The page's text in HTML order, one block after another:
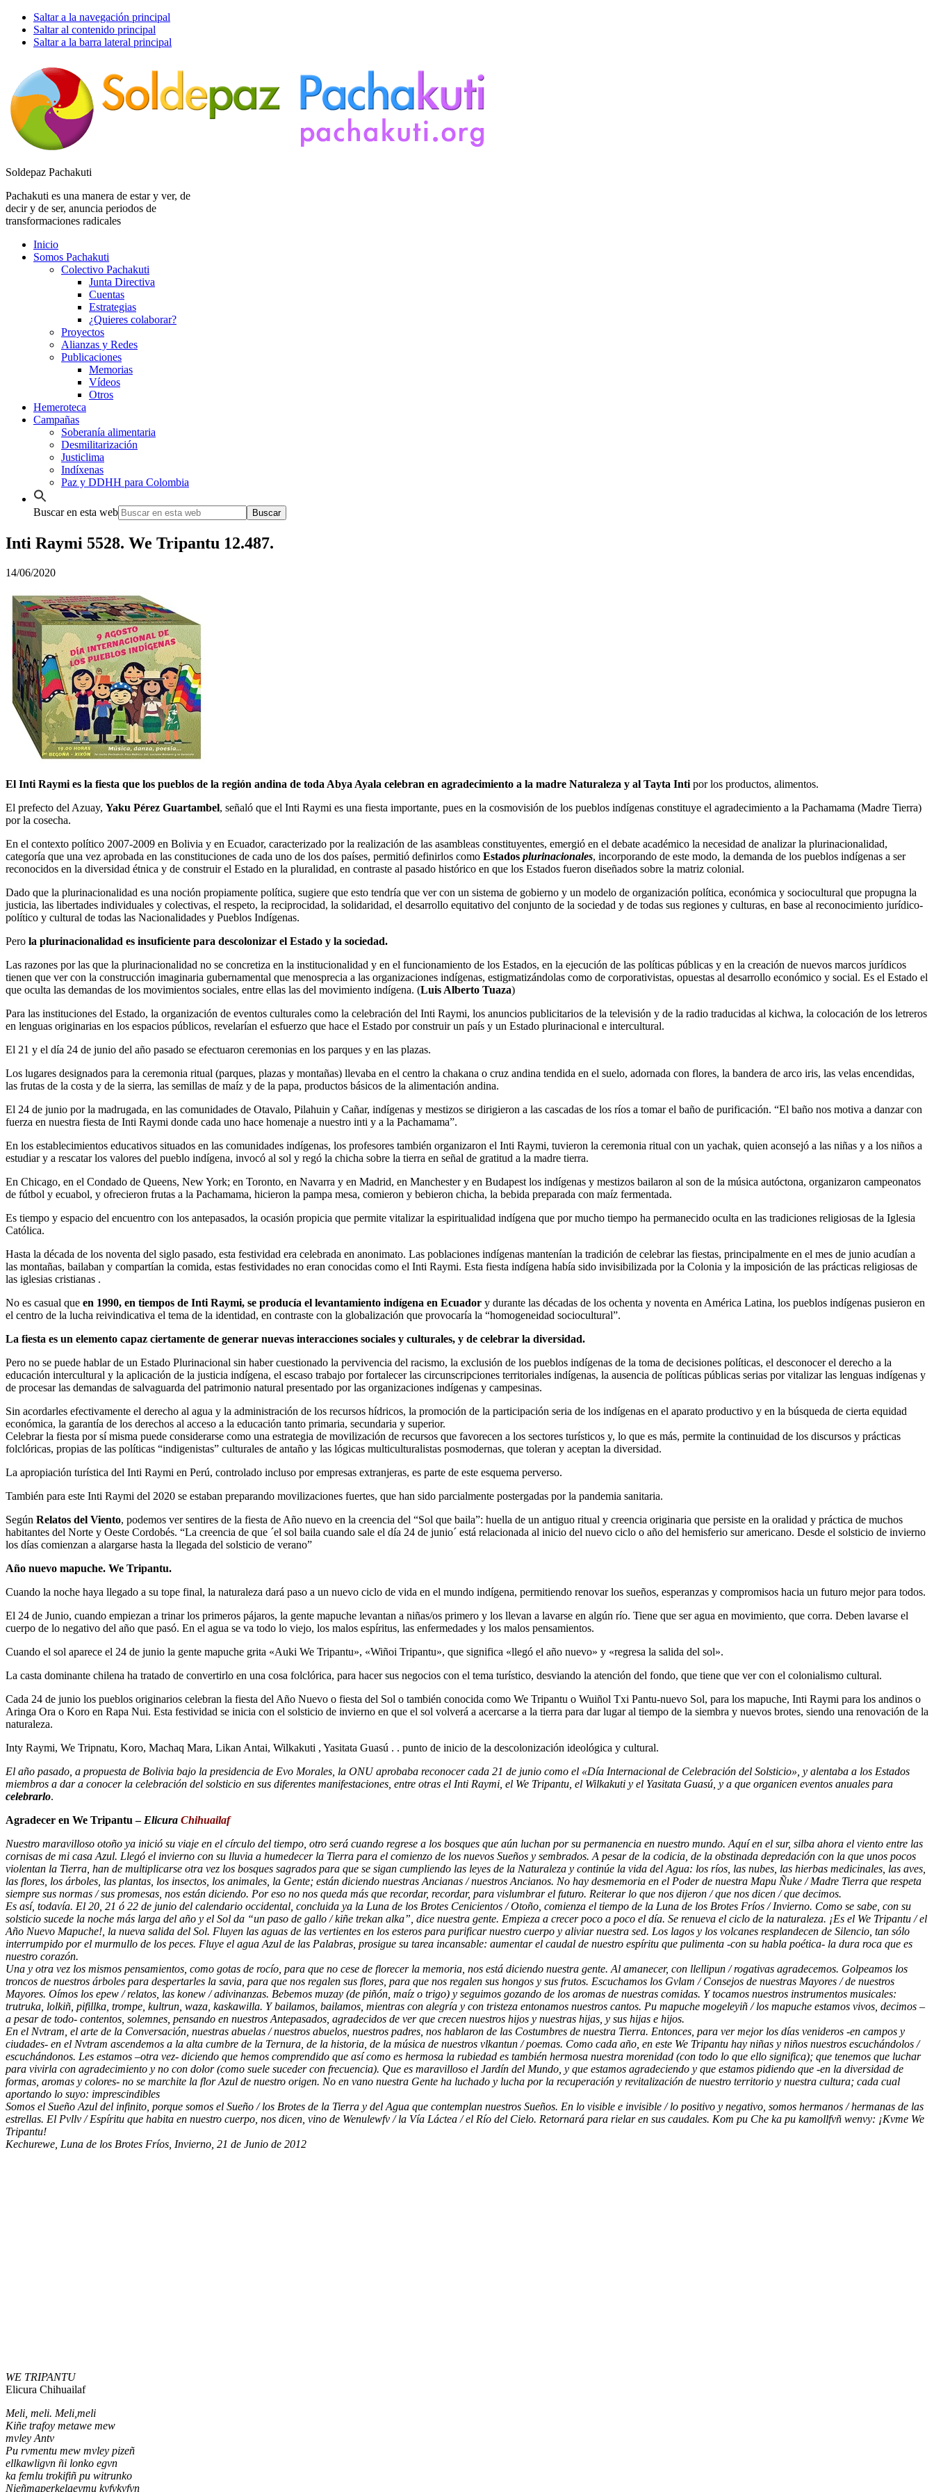
Saltar a la navegación principal
Saltar al contenido principal
Saltar a la barra lateral principal
Soldepaz Pachakuti
Pachakuti es una manera de estar y ver, de
decir y de ser, anuncia periodos de
transformaciones radicales
Inicio
Somos Pachakuti
Colectivo Pachakuti
Junta Directiva
Cuentas
Estrategias
¿Quieres colaborar?
Proyectos
Alianzas y Redes
Publicaciones
Memorias
Vídeos
Otros
Hemeroteca
Campañas
Soberanía alimentaria
Desmilitarización
Justiclima
Indíxenas
Paz y DDHH para Colombia
Buscar en esta web
Inti Raymi 5528. We Tripantu 12.487.
14/06/2020
El Inti Raymi es la fiesta que los pueblos de la región andina de toda Abya Ayala celebran en agradecimiento a la madre Naturaleza y al Tayta Inti por los productos, alimentos.
El prefecto del Azuay, Yaku Pérez Guartambel, señaló que el Inti Raymi es una fiesta importante, pues en la cosmovisión de los pueblos indígenas constituye el agradecimiento a la Pachamama (Madre Tierra)
por la cosecha.
En el contexto político 2007-2009 en Bolivia y en Ecuador, caracterizado por la realización de las asambleas constituyentes, emergió en el debate académico la necesidad de analizar la plurinacionalidad,
categoría que una vez aprobada en las constituciones de cada uno de los dos países, permitió definirlos como Estados plurinacionales, incorporando de este modo, la demanda de los pueblos indígenas a ser
reconocidos en la diversidad étnica y de construir el Estado en la pluralidad, en contraste al pasado histórico en que los Estados fueron diseñados sobre la matriz colonial.
Dado que la plurinacionalidad es una noción propiamente política, sugiere que esto tendría que ver con un sistema de gobierno y un modelo de organización política, económica y sociocultural que propugna la
justicia, las libertades individuales y colectivas, el respeto, la reciprocidad, la solidaridad, el desarrollo equitativo del conjunto de la sociedad y de todas sus regiones y culturas, en base al reconocimiento jurídico-
político y cultural de todas las Nacionalidades y Pueblos Indígenas.
Pero la plurinacionalidad es insuficiente para descolonizar el Estado y la sociedad.
Las razones por las que la plurinacionalidad no se concretiza en la institucionalidad y en el funcionamiento de los Estados, en la ejecución de las políticas públicas y en la creación de nuevos marcos jurídicos
tienen que ver con la construcción imaginaria gubernamental que menosprecia a las organizaciones indígenas, estigmatizándolas como de corporativistas, opuestas al desarrollo económico y social. Es el Estado el
que oculta las demandas de los movimientos sociales, entre ellas las del movimiento indígena. (Luis Alberto Tuaza)
Para las instituciones del Estado, la organización de eventos culturales como la celebración del Inti Raymi, los anuncios publicitarios de la televisión y de la radio traducidas al kichwa, la colocación de los letreros
en lenguas originarias en los espacios públicos, revelarían el esfuerzo que hace el Estado por construir un país y un Estado plurinacional e intercultural.
El 21 y el día 24 de junio del año pasado se efectuaron ceremonias en los parques y en las plazas.
Los lugares designados para la ceremonia ritual (parques, plazas y montañas) llevaba en el centro la chakana o cruz andina tendida en el suelo, adornada con flores, la bandera de arco iris, las velas encendidas,
las frutas de la costa y de la sierra, las semillas de maíz y de la papa, productos básicos de la alimentación andina.
El 24 de junio por la madrugada, en las comunidades de Otavalo, Pilahuin y Cañar, indígenas y mestizos se dirigieron a las cascadas de los ríos a tomar el baño de purificación. “El baño nos motiva a danzar con
fuerza en nuestra fiesta de Inti Raymi donde cada uno hace homenaje a nuestro inti y a la Pachamama”.
En los establecimientos educativos situados en las comunidades indígenas, los profesores también organizaron el Inti Raymi, tuvieron la ceremonia ritual con un yachak, quien aconsejó a las niñas y a los niños a
estudiar y a rescatar los valores del pueblo indígena, invocó al sol y regó la chicha sobre la tierra en señal de gratitud a la madre tierra.
En Chicago, en el Condado de Queens, New York; en Toronto, en Navarra y en Madrid, en Manchester y en Budapest los indígenas y mestizos bailaron al son de la música autóctona, organizaron campeonatos
de fútbol y ecuabol, y ofrecieron frutas a la Pachamama, hicieron la pampa mesa, comieron y bebieron chicha, la bebida preparada con maíz fermentada.
Es tiempo y espacio del encuentro con los antepasados, la ocasión propicia que permite vitalizar la espiritualidad indígena que por mucho tiempo ha permanecido oculta en las tradiciones religiosas de la Iglesia
Católica.
Hasta la década de los noventa del siglo pasado, esta festividad era celebrada en anonimato. Las poblaciones indígenas mantenían la tradición de celebrar las fiestas, principalmente en el mes de junio acudían a
las montañas, bailaban y compartían la comida, estas festividades no eran conocidas como el Inti Raymi. Esta fiesta indígena había sido invisibilizada por la Colonia y la imposición de las prácticas religiosas de
las iglesias cristianas .
No es casual que en 1990, en tiempos de Inti Raymi, se producía el levantamiento indígena en Ecuador y durante las décadas de los ochenta y noventa en América Latina, los pueblos indígenas pusieron en
el centro de la lucha reivindicativa el tema de la identidad, en contraste con la globalización que provocaría la “homogeneidad sociocultural”.
La fiesta es un elemento capaz ciertamente de generar nuevas interacciones sociales y culturales, y de celebrar la diversidad.
Pero no se puede hablar de un Estado Plurinacional sin haber cuestionado la pervivencia del racismo, la exclusión de los pueblos indígenas de la toma de decisiones políticas, el desconocer el derecho a la
educación intercultural y la aplicación de la justicia indígena, el escaso trabajo por fortalecer las circunscripciones territoriales indígenas, la ausencia de políticas públicas serias por vitalizar las lenguas indígenas y
de procesar las demandas de salvaguarda del patrimonio natural presentado por las organizaciones indígenas y campesinas.
Sin acordarles efectivamente el derecho al agua y la administración de los recursos hídricos, la promoción de la participación seria de los indígenas en el aparato productivo y en la búsqueda de cierta equidad
económica, la garantía de los derechos al acceso a la educación tanto primaria, secundaria y superior.
Celebrar la fiesta por sí misma puede considerarse como una estrategia de movilización de recursos que favorecen a los sectores turísticos y, lo que es más, permite la continuidad de los discursos y prácticas
folclóricas, propias de las políticas “indigenistas” culturales de antaño y las lógicas multiculturalistas posmodernas, que toleran y aceptan la diversidad.
La apropiación turística del Inti Raymi en Perú, controlado incluso por empresas extranjeras, es parte de este esquema perverso.
También para este Inti Raymi del 2020 se estaban preparando movilizaciones fuertes, que han sido parcialmente postergadas por la pandemia sanitaria.
Según Relatos del Viento, podemos ver sentires de la fiesta de Año nuevo en la creencia del “Sol que baila”: huella de un antiguo ritual y creencia originaria que persiste en la oralidad y práctica de muchos
habitantes del Norte y Oeste Cordobés. “La creencia de que ´el sol baila cuando sale el día 24 de junio´ está relacionada al inicio del nuevo ciclo o año del hemisferio sur americano. Desde el solsticio de invierno
los días comienzan a alargarse hasta la llegada del solsticio de verano”
Año nuevo mapuche. We Tripantu.
Cuando la noche haya llegado a su tope final, la naturaleza dará paso a un nuevo ciclo de vida en el mundo indígena, permitiendo renovar los sueños, esperanzas y compromisos hacia un futuro mejor para todos.
El 24 de Junio, cuando empiezan a trinar los primeros pájaros, la gente mapuche levantan a niñas/os primero y los llevan a lavarse en algún río. Tiene que ser agua en movimiento, que corra. Deben lavarse el
cuerpo de lo negativo del año que pasó. En el agua se va todo lo viejo, los malos espíritus, las enfermedades y los malos pensamientos.
Cuando el sol aparece el 24 de junio la gente mapuche grita «Auki We Tripantu», «Wiñoi Tripantu», que significa «llegó el año nuevo» y «regresa la salida del sol».
La casta dominante chilena ha tratado de convertirlo en una cosa folclórica, para hacer sus negocios con el tema turístico, desviando la atención del fondo, que tiene que ver con el colonialismo cultural.
Cada 24 de junio los pueblos originarios celebran la fiesta del Año Nuevo o fiesta del Sol o también conocida como We Tripantu o Wuiñol Txi Pantu-nuevo Sol, para los mapuche, Inti Raymi para los andinos o
Aringa Ora o Koro en Rapa Nui. Esta festividad se inicia con el solsticio de invierno en que el sol volverá a acercarse a la tierra para dar lugar al tiempo de la siembra y nuevos brotes, siendo una renovación de la
naturaleza.
Inty Raymi, We Tripnatu, Koro, Machaq Mara, Likan Antai, Wilkakuti , Yasitata Guasú . . punto de inicio de la descolonización ideológica y cultural.
El año pasado, a propuesta de Bolivia bajo la presidencia de Evo Morales, la ONU aprobaba reconocer cada 21 de junio como el «Día Internacional de Celebración del Solsticio», y alentaba a los Estados
miembros a dar a conocer la celebración del solsticio en sus diferentes manifestaciones, entre otras el Inti Raymi, el We Tripantu, el Wilkakuti y el Yasitata Guasú, y a que organicen eventos anuales para
celebrarlo.
Agradecer en We Tripantu – Elicura Chihuailaf
Nuestro maravilloso otoño ya inició su viaje en el círculo del tiempo, otro será cuando regrese a los bosques que aún luchan por su permanencia en nuestro mundo. Aquí en el sur, silba ahora el viento entre las
cornisas de mi casa Azul. Llegó el invierno con su lluvia a humedecer la Tierra para el comienzo de los nuevos Sueños y sembrados. A pesar de la codicia, de la obstinada depredación con la que unos pocos
violentan la Tierra, han de multiplicarse otra vez los bosques sagrados para que se sigan cumpliendo las leyes de la Naturaleza y continúe la vida del Agua: los ríos, las nubes, las hierbas medicinales, las aves,
las flores, los árboles, las plantas, los insectos, los animales, la Gente; están diciendo nuestras Ancianas / nuestros Ancianos. No hay desmemoria en el Poder de nuestra Mapu Ñuke / Madre Tierra que respeta
siempre sus normas / sus promesas, nos están diciendo. Por eso no nos queda más que recordar, recordar, para vislumbrar el futuro. Reiterar lo que nos dijeron / que nos dicen / que decimos.
Es así, todavía. El 20, 21 ó 22 de junio del calendario occidental, concluida ya la Luna de los Brotes Cenicientos / Otoño, comienza el tiempo de la Luna de los Brotes Fríos / Invierno. Como se sabe, con su
solsticio sucede la noche más larga del año y el Sol da “un paso de gallo / kiñe trekan alka”, dice nuestra gente. Empieza a crecer poco a poco el día. Se renueva el ciclo de la naturaleza. ¡Es el We Tripantu / el
Año Nuevo Mapuche!, la nueva salida del Sol. Fluyen las aguas de las vertientes en los esteros para purificar nuestro cuerpo y aliviar nuestra sed. Los lagos y los volcanes resplandecen de Silencio, tan sólo
interrumpido por el murmullo de los peces. Fluye el agua Azul de las Palabras, prosigue su tarea incansable: aumentar el caudal de nuestro espíritu que pulimenta -con su habla poética- la dura roca que es
nuestro corazón.
Una y otra vez los mismos pensamientos, como gotas de rocío, para que no cese de florecer la memoria, nos está diciendo nuestra gente. Al amanecer, con llellipun / rogativas agradecemos. Golpeamos los
troncos de nuestros árboles para despertarles la savia, para que nos regalen sus flores, para que nos regalen sus hongos y sus frutos. Escuchamos los Gvlam / Consejos de nuestras Mayores / de nuestros
Mayores. Oímos los epew / relatos, las konew / adivinanzas. Bebemos muzay (de piñón, maíz o trigo) y seguimos gozando de los aromas de nuestras comidas. Y tocamos nuestros instrumentos musicales:
trutruka, lolkiñ, pifillka, trompe, kultrun, waza, kaskawilla. Y bailamos, bailamos, mientras con alegría y con tristeza entonamos nuestros cantos. Pu mapuche mogeleyiñ / los mapuche estamos vivos, decimos –
a pesar de todo- contentos, solemnes, pensando en nuestros Antepasados, agradecidos de ver que crecen nuestros hijos y nuestras hijas, y sus hijas e hijos.
En el Nvtram, el arte de la Conversación, nuestras abuelas / nuestros abuelos, nuestros padres, nos hablaron de las Costumbres de nuestra Tierra. Entonces, para ver mejor los días venideros -en campos y
ciudades- en el Nvtram ascendemos a la alta cumbre de la Ternura, de la historia, de la música de nuestros vlkantun / poemas. Como cada año, en este We Tripantu hay niñas y niños nuestros escuchándolos /
escuchándonos. Les estamos –otra vez- diciendo que hemos comprendido que así como es hermosa la rubiedad es también hermosa nuestra morenidad (con todo lo que ello significa); que tenemos que luchar
para vivirla con agradecimiento y no con dolor (como suele suceder con frecuencia). Que es maravilloso el Jardín del Mundo, y que estamos agradeciendo y que estamos pidiendo que -en la diversidad de
formas, aromas y colores- no se marchite la flor Azul de nuestro origen. No en vano nuestra Gente ha luchado y lucha por la recuperación y revitalización de nuestro territorio y nuestra cultura; cada cual
aportando lo suyo: imprescindibles
Somos el Sueño Azul del infinito, porque somos el Sueño / los Brotes de la Tierra y del Agua que contemplan nuestros Sueños. En lo visible e invisible / lo positivo y negativo, somos hermanos / hermanas de las
estrellas. El Pvllv / Espíritu que habita en nuestro cuerpo, nos dicen, vino de Wenulewfv / la Vía Láctea / el Río del Cielo. Retornará para rielar en sus caudales. Kom pu Che ka pu kamollfvñ wenvy: ¡Kvme We
Tripantu!
Kechurewe, Luna de los Brotes Fríos, Invierno, 21 de Junio de 2012
WE TRIPANTU
Elicura Chihuailaf
Meli, meli. Meli,meli
Kiñe trafoy metawe mew
mvley Antv
Pu rvmentu mew mvley pizeñ
ellkawligvn ñi lonko egvn
ka femlu trokifiñ pu witrunko
Nieñmaperkelaeymu kvfvkvfvn